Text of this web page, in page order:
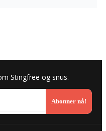
Stingfree og snus.
Abonner nå!